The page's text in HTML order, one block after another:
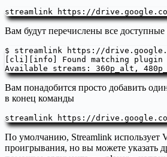
streamlink https://drive.google.com/
Вам будут перечислены все
$ streamlink https://drive.google.com/
[cli][info] Found matching plugin
Available streams: 360p_alt,
Вам понадобится просто добавить
в конец команды
streamlink https://drive.google.com/
По умолчанию, Streamlink использует
проигрывания, но вы можете указать